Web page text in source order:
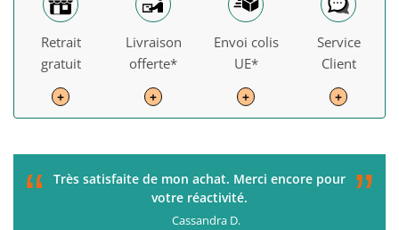
Retrait
gratuit
+
Livraison
offerte*
+
Envoi colis
UE*
+
Service
Client
+
“
C'était parfait de la commande à la livraison. Je
recommande !
Gérard H. ”